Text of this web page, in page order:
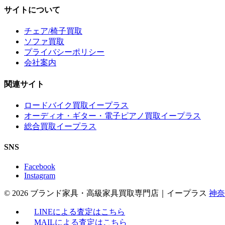
サイトについて
チェア/椅子買取
ソファ買取
プライバシーポリシー
会社案内
関連サイト
ロードバイク買取イープラス
オーディオ・ギター・電子ピアノ買取イープラス
総合買取イープラス
SNS
Facebook
Instagram
© 2026 ブランド家具・高級家具買取専門店｜イープラス 神
LINEによる査定はこちら
MAILによる査定はこちら